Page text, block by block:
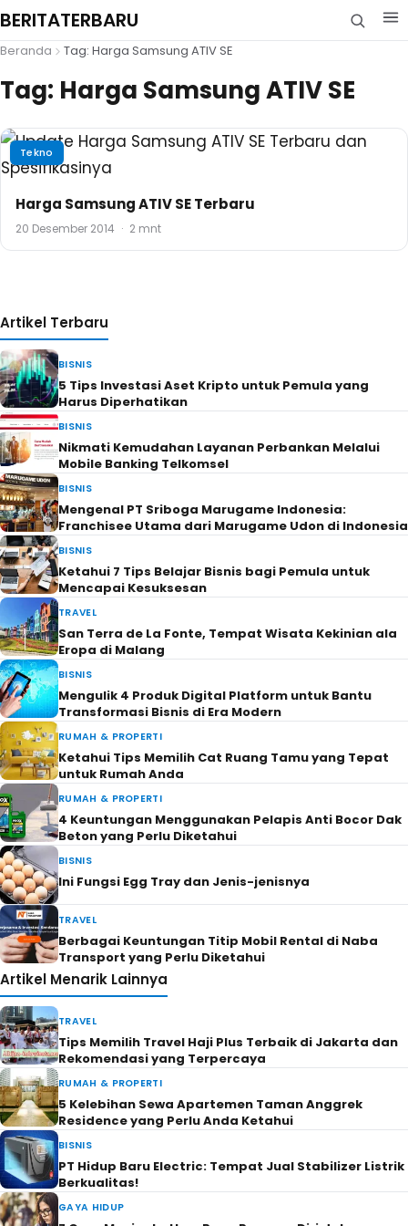
BERITATERBARU
Beranda Tag: Harga Samsung ATIV SE
Tag: Harga Samsung ATIV SE
Tekno
Harga Samsung ATIV SE Terbaru
20 Desember 2014 · 2 mnt
Artikel Terbaru
BISNIS
5 Tips Investasi Aset Kripto untuk Pemula yang
Harus Diperhatikan
BISNIS
Nikmati Kemudahan Layanan Perbankan Melalui
Mobile Banking Telkomsel
BISNIS
Mengenal PT Sriboga Marugame Indonesia:
Franchisee Utama dari Marugame Udon di Indonesia
BISNIS
Ketahui 7 Tips Belajar Bisnis bagi Pemula untuk
Mencapai Kesuksesan
TRAVEL
San Terra de La Fonte, Tempat Wisata Kekinian ala
Eropa di Malang
BISNIS
Mengulik 4 Produk Digital Platform untuk Bantu
Transformasi Bisnis di Era Modern
RUMAH & PROPERTI
Ketahui Tips Memilih Cat Ruang Tamu yang Tepat
untuk Rumah Anda
RUMAH & PROPERTI
4 Keuntungan Menggunakan Pelapis Anti Bocor Dak
Beton yang Perlu Diketahui
BISNIS
Ini Fungsi Egg Tray dan Jenis-jenisnya
TRAVEL
Berbagai Keuntungan Titip Mobil Rental di Naba
Transport yang Perlu Diketahui
Artikel Menarik Lainnya
TRAVEL
Tips Memilih Travel Haji Plus Terbaik di Jakarta dan
Rekomendasi yang Terpercaya
RUMAH & PROPERTI
5 Kelebihan Sewa Apartemen Taman Anggrek
Residence yang Perlu Anda Ketahui
BISNIS
PT Hidup Baru Electric: Tempat Jual Stabilizer Listrik
Berkualitas!
GAYA HIDUP